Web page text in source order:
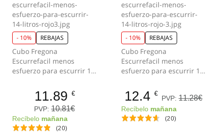
- 10% REBAJAS
Cubo Fregona
Escurrefacil menos
esfuerzo para escurrir 14
11.89 €
PVP: 10.81€
Recíbelo mañana
(20)
- 10% REBAJAS
Cubo Fregona
Escurrefacil menos
esfuerzo para escurrir 14
12.4 €
PVP: 11.28€
Recíbelo mañana
(20)